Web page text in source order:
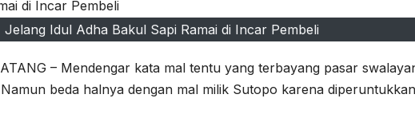
Jelang Idul Adha Bakul Sapi Ramai di Incar Pembeli
– Mendengar kata mal tentu yang terbayang pasar
beda halnya dengan mal milik Sutopo karena